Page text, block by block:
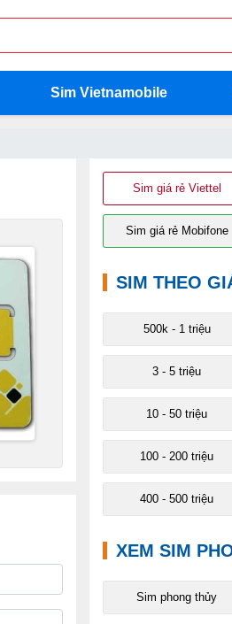
Sim Vietnamobile
Sim giá rẻ Viettel
Sim giá rẻ Mobifone
SIM THEO
500k - 1 triệu
3 - 5 triệu
10 - 50 triệu
100 - 200 triệu
400 - 500 triệu
XEM SIM
Sim phong thủy